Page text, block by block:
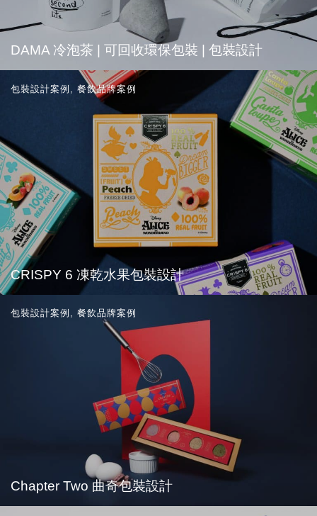
DAMA 冷泡茶 | 可回收環保包裝 | 包裝設計
CRISPY 6 凍乾水果包裝設計
包裝設計案例 餐飲品牌案例
Chapter Two 曲奇包裝設計
包裝設計案例 , 餐飲品牌案例